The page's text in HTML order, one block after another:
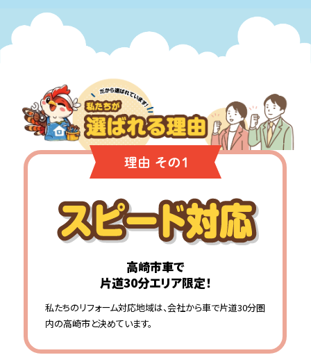
高崎市車で
片道30分エリア限定！
私たちのリフォーム対応地域は、会社から車で片道30分圏
内の高崎市と決めています。